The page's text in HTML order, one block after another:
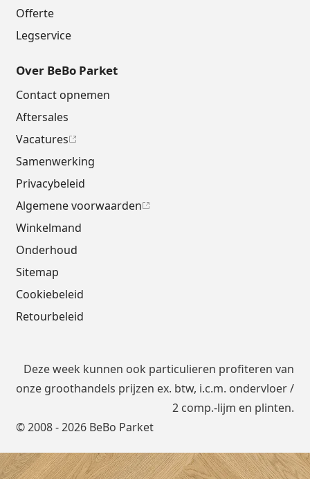
Offerte
Legservice
Over BeBo Parket
Contact opnemen
Aftersales
Vacatures
Samenwerking
Privacybeleid
Algemene voorwaarden
Winkelmand
Onderhoud
Sitemap
Cookiebeleid
Retourbeleid
© 2008 - 2026 BeBo Parket
Deze week kunnen ook particulieren profiteren van
onze groothandels prijzen ex. btw, i.c.m. ondervloer/
2 comp.-lijm en plinten.